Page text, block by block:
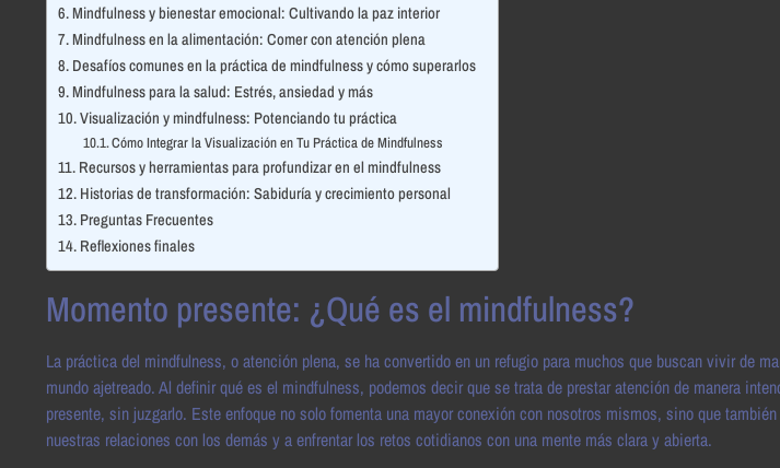
Mindfulness y bienestar emocional: Cultivando la paz interior
Mindfulness en la alimentación: Comer con atención plena
Desafíos comunes en la práctica de mindfulness y cómo superarlos
Mindfulness para la salud: Estrés, ansiedad y más
Visualización y mindfulness: Potenciando tu práctica
Cómo Integrar la Visualización en Tu Práctica de Mindfulness
Recursos y herramientas para profundizar en el mindfulness
Historias de transformación: Sabiduría y crecimiento personal
Preguntas Frecuentes
Reflexiones finales
Momento presente: ¿Qué es el mindfulness?
La práctica del mindfulness, o atención plena, se ha convertido en un refugio para muchos que buscan vivir de
mundo ajetreado. Al definir qué es el mindfulness, podemos decir que se trata de prestar atención de manera
presente, sin juzgarlo. Este enfoque no solo fomenta una mayor conexión con nosotros mismos, sino que
nuestras relaciones con los demás y a enfrentar los retos cotidianos con una mente más clara y abierta.